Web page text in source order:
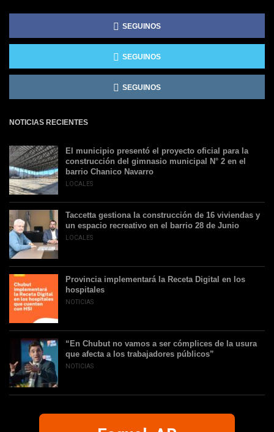
SEGUINOS
SEGUINOS
SEGUINOS
NOTICIAS RECIENTES
El municipio presentó el proyecto oficial para la
construcción del gimnasio municipal N° 2 en el
barrio Chanico Navarro
LOCALES
Taccetta gestiona la construcción de 16 viviendas y
un espacio recreativo en el barrio 28 de Junio
LOCALES
Provincia implementará la Receta Digital en los
hospitales
NOTICIAS
“En Chubut no vamos a ser cómplices de la usura
que afecta a los trabajadores públicos”
NOTICIAS